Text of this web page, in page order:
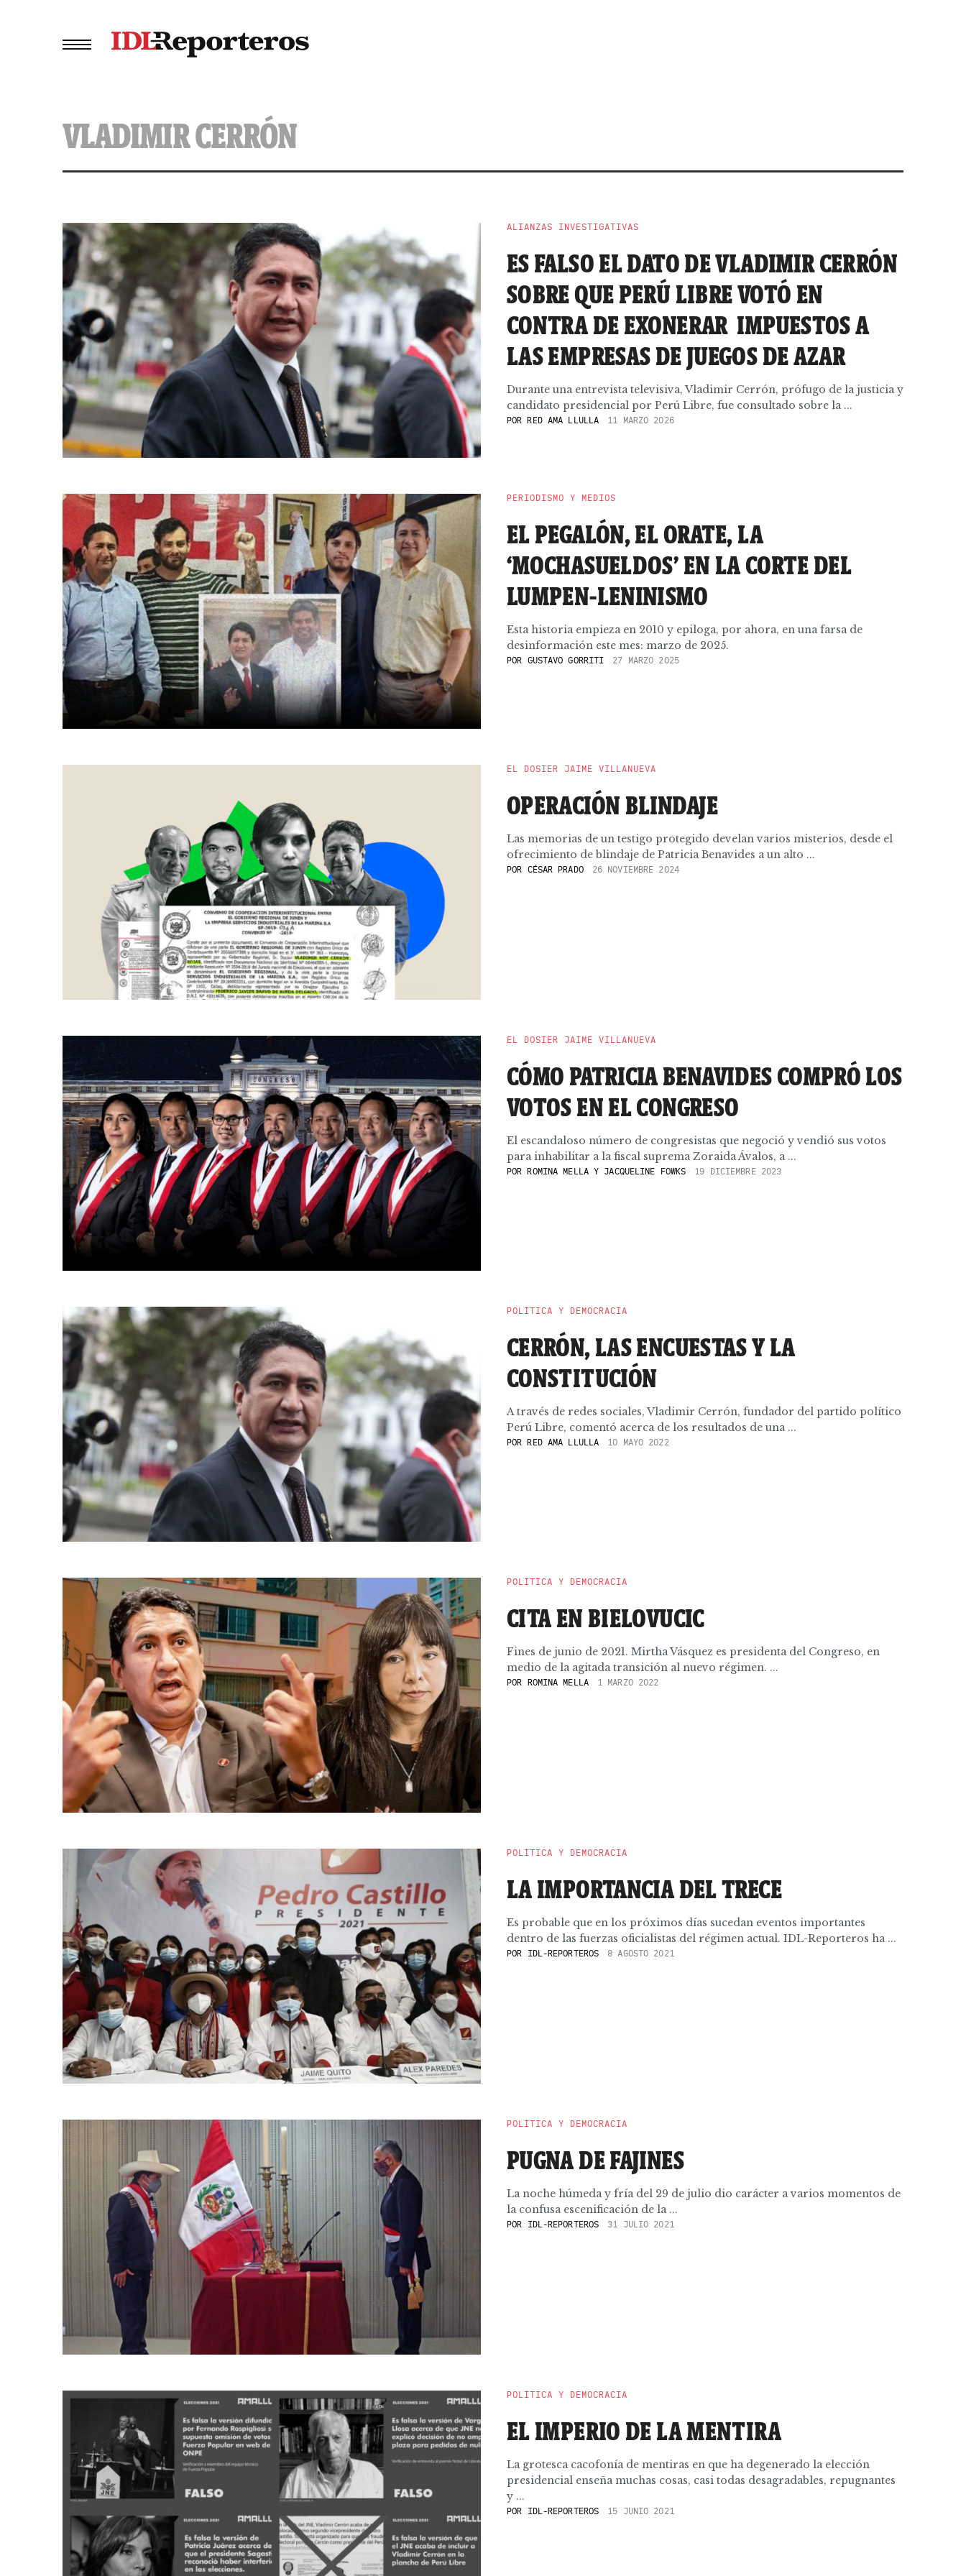
VLADIMIR CERRÓN
ALIANZAS INVESTIGATIVAS
ES FALSO EL DATO DE VLADIMIR CERRÓN
SOBRE QUE PERÚ LIBRE VOTÓ EN
CONTRA DE EXONERAR IMPUESTOS A
LAS EMPRESAS DE JUEGOS DE AZAR
Durante una entrevista televisiva, Vladimir Cerrón, prófugo de la justicia y
candidato presidencial por Perú Libre, fue consultado sobre la ...
POR RED AMA LLULLA 11 MARZO 2026
PERIODISMO Y MEDIOS
EL PEGALÓN, EL ORATE, LA
‘MOCHASUELDOS’ EN LA CORTE DEL
LUMPEN-LENINISMO
Esta historia empieza en 2010 y epiloga, por ahora, en una farsa de
desinformación este mes: marzo de 2025.
POR GUSTAVO GORRITI 27 MARZO 2025
EL DOSIER JAIME VILLANUEVA
OPERACIÓN BLINDAJE
Las memorias de un testigo protegido develan varios misterios, desde el
ofrecimiento de blindaje de Patricia Benavides a un alto ...
POR CÉSAR PRADO 26 NOVIEMBRE 2024
EL DOSIER JAIME VILLANUEVA
CÓMO PATRICIA BENAVIDES COMPRÓ LOS
VOTOS EN EL CONGRESO
El escandaloso número de congresistas que negoció y vendió sus votos
para inhabilitar a la fiscal suprema Zoraida Ávalos, a ...
POR ROMINA MELLA Y JACQUELINE FOWKS 19 DICIEMBRE 2023
POLÍTICA Y DEMOCRACIA
CERRÓN, LAS ENCUESTAS Y LA
CONSTITUCIÓN
A través de redes sociales, Vladimir Cerrón, fundador del partido político
Perú Libre, comentó acerca de los resultados de una ...
POR RED AMA LLULLA 10 MAYO 2022
POLÍTICA Y DEMOCRACIA
CITA EN BIELOVUCIC
Fines de junio de 2021. Mirtha Vásquez es presidenta del Congreso, en
medio de la agitada transición al nuevo régimen. ...
POR ROMINA MELLA 1 MARZO 2022
POLÍTICA Y DEMOCRACIA
LA IMPORTANCIA DEL TRECE
Es probable que en los próximos días sucedan eventos importantes
dentro de las fuerzas oficialistas del régimen actual. IDL-Reporteros ha ...
POR IDL-REPORTEROS 8 AGOSTO 2021
POLÍTICA Y DEMOCRACIA
PUGNA DE FAJINES
La noche húmeda y fría del 29 de julio dio carácter a varios momentos de
la confusa escenificación de la ...
POR IDL-REPORTEROS 31 JULIO 2021
POLÍTICA Y DEMOCRACIA
EL IMPERIO DE LA MENTIRA
La grotesca cacofonía de mentiras en que ha degenerado la elección
presidencial enseña muchas cosas, casi todas desagradables, repugnantes
y ...
POR IDL-REPORTEROS 15 JUNIO 2021